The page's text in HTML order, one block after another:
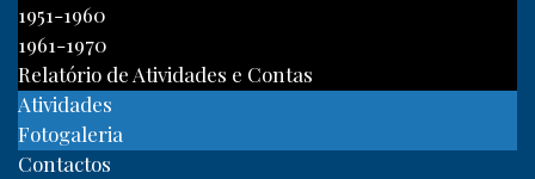
1951-1960
1961-1970
Relatório de Atividades e Contas
Atividades
Fotogaleria
Contactos